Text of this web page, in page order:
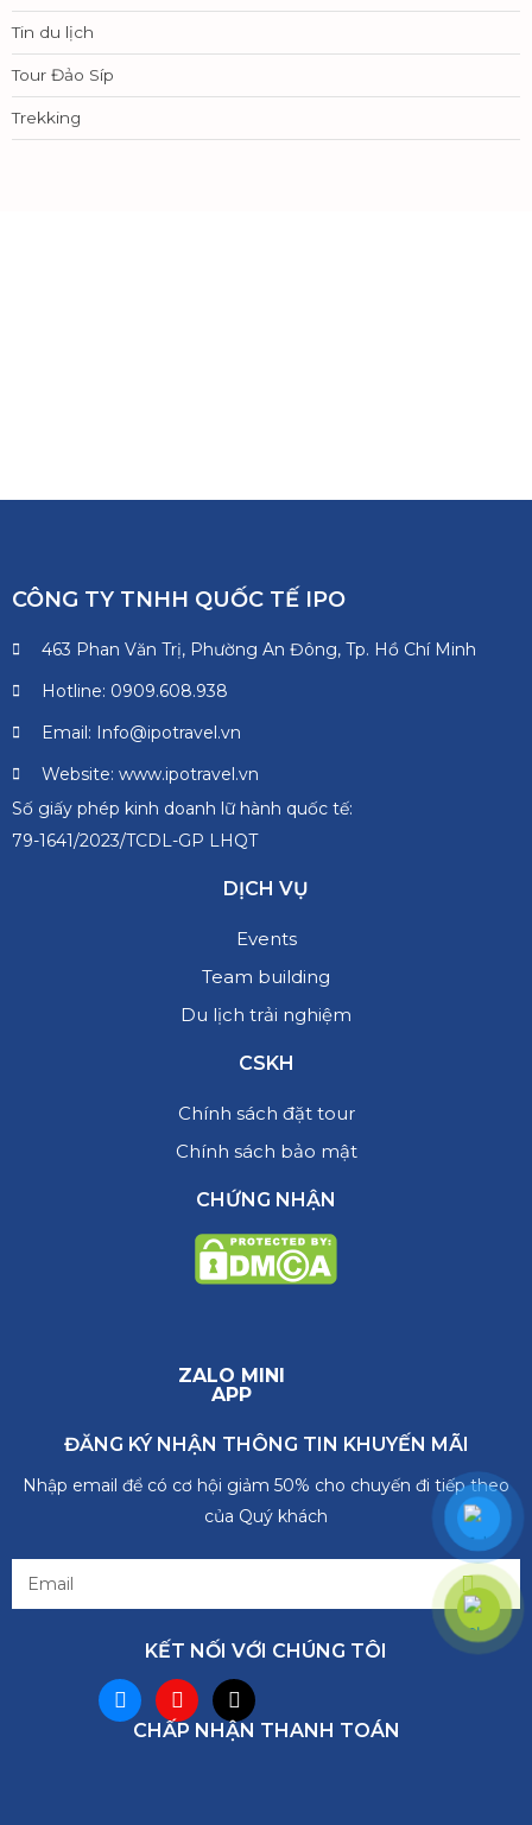
Tin du lịch
Tour Đảo Síp
Trekking
CÔNG TY TNHH QUỐC TẾ IPO
463 Phan Văn Trị, Phường An Đông, Tp. Hồ Chí Minh
Hotline: 0909.608.938
Email: Info@ipotravel.vn
Website: www.ipotravel.vn
Số giấy phép kinh doanh lữ hành quốc tế:
79-1641/2023/TCDL-GP LHQT
DỊCH VỤ
Events
Team building
Du lịch trải nghiệm
CSKH
Chính sách đặt tour
Chính sách bảo mật
CHỨNG NHẬN
ZALO MINI
APP
ĐĂNG KÝ NHẬN THÔNG TIN KHUYẾN MÃI
Nhập email để có cơ hội giảm 50% cho chuyến đi tiếp theo
của Quý khách
KẾT NỐI VỚI CHÚNG TÔI
CHẤP NHẬN THANH TOÁN